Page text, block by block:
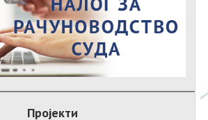
Пројекти